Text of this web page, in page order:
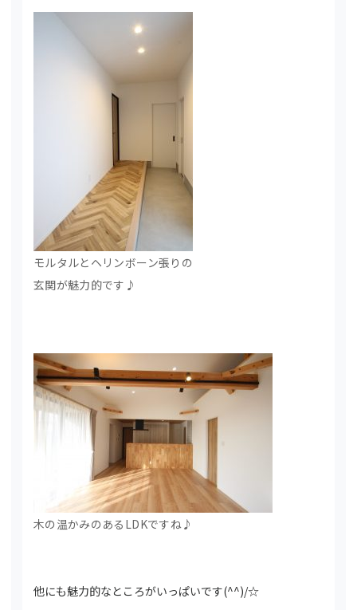
モルタルとヘリンボーン張りの
玄関が魅力的です♪
木の温かみのあるLDKですね♪
他にも魅力的なところがいっぱいです(^^)/☆